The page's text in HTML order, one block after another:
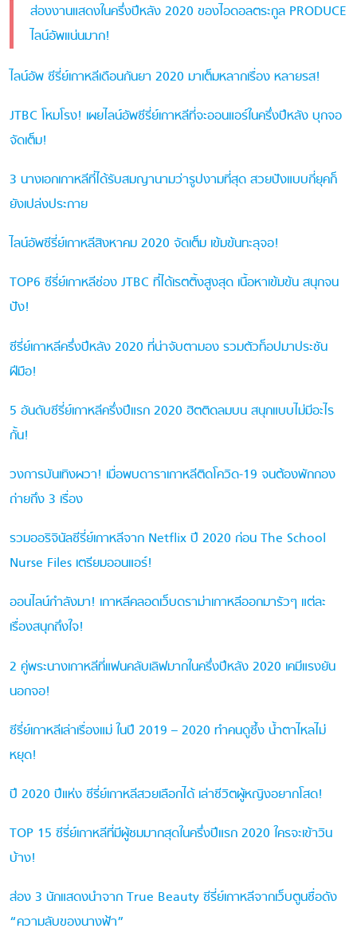
ส่องงานแสดงในครึ่งปีหลัง 2020 ของไอดอลตระกูล PRODUCE
ไลน์อัพแน่นมาก!
ไลน์อัพ ซีรี่ย์เกาหลีเดือนกันยา 2020 มาเต็มหลากเรื่อง หลายรส!
JTBC โหมโรง! เผยไลน์อัพซีรี่ย์เกาหลีที่จะออนแอร์ในครึ่งปีหลัง บุกจอ
จัดเต็ม!
3 นางเอกเกาหลีที่ได้รับสมญานามว่ารูปงามที่สุด สวยปังแบบกี่ยุคก็
ยังเปล่งประกาย
ไลน์อัพซีรี่ย์เกาหลีสิงหาคม 2020 จัดเต็ม เข้มข้นทะลุจอ!
TOP6 ซีรี่ย์เกาหลีช่อง JTBC ที่ได้เรตติ้งสูงสุด เนื้อหาเข้มข้น สนุกจน
ปัง!
ซีรี่ย์เกาหลีครึ่งปีหลัง 2020 ที่น่าจับตามอง รวมตัวท็อปมาประชัน
ฝีมือ!
5 อันดับซีรี่ย์เกาหลีครึ่งปีแรก 2020 ฮิตติดลมบน สนุกแบบไม่มีอะไร
กั้น!
วงการบันเทิงผวา! เมื่อพบดาราเกาหลีติดโควิด-19 จนต้องพักกอง
ถ่ายถึง 3 เรื่อง
รวมออริจินัลซีรี่ย์เกาหลีจาก Netflix ปี 2020 ก่อน The School
Nurse Files เตรียมออนแอร์!
ออนไลน์กำลังมา! เกาหลีคลอดเว็บดราม่าเกาหลีออกมารัวๆ แต่ละ
เรื่องสนุกถึงใจ!
2 คู่พระนางเกาหลีที่แฟนคลับเลิฟมากในครึ่งปีหลัง 2020 เคมีแรงยัน
นอกจอ!
ซีรี่ย์เกาหลีเล่าเรื่องแม่ ในปี 2019 – 2020 ทำคนดูซึ้ง น้ำตาไหลไม่
หยุด!
ปี 2020 ปีแห่ง ซีรี่ย์เกาหลีสวยเลือกได้ เล่าชีวิตผู้หญิงอยากโสด!
TOP 15 ซีรี่ย์เกาหลีที่มีผู้ชมมากสุดในครึ่งปีแรก 2020 ใครจะเข้าวิน
บ้าง!
ส่อง 3 นักแสดงนำจาก True Beauty ซีรี่ย์เกาหลีจากเว็บตูนชื่อดัง
“ความลับของนางฟ้า”